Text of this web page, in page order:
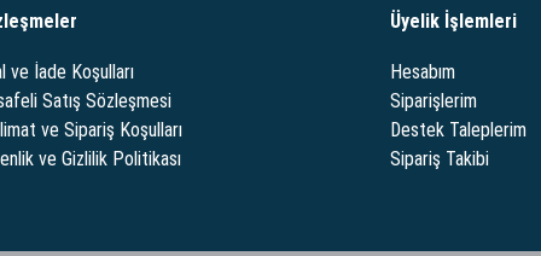
ve İade Koşulları
Satış Sözleşmesi
ve Sipariş Koşulları
ve Gizlilik Politikası
Üyelik İşlemleri
Hesabım
Siparişlerim
Destek Taleplerim
Sipariş Takibi